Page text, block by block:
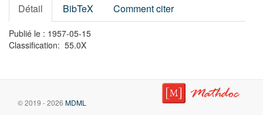
Détail BibTeX Comment citer
Publié le : 1957-05-15
Classification: 55.0X
© 2019 - 2026 MDML